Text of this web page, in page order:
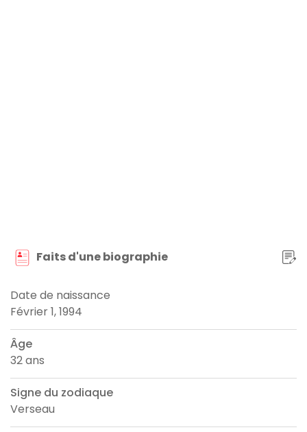
Faits d'une biographie
Date de naissance
Février 1, 1994
Âge
32 ans
Signe du zodiaque
Verseau